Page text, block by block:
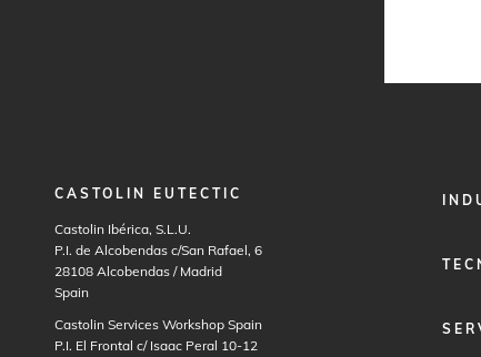
CASTOLIN EUTECTIC
Castolin Ibérica, S.L.U.
P.I. de Alcobendas c/San Rafael, 6
28108 Alcobendas / Madrid
Spain
Castolin Services Workshop Spain
P.I. El Frontal c/ Isaac Peral 10-12
FOOTER